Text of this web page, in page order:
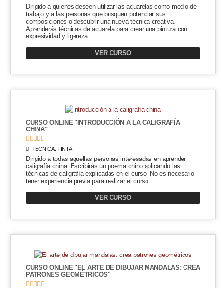
Dirigido a quienes deseen utilizar las acuarelas como medio de
trabajo y a las personas que busquen potenciar sus
composiciones o descubrir una nueva técnica creativa.
Aprenderás técnicas de acuarela para crear una pintura con
expresividad y ligereza.
VER CURSO
CURSO ONLINE "INTRODUCCIÓN A LA CALIGRAFÍA
CHINA"
    
TÉCNICA:TINTA
Dirigido a todas aquellas personas interesadas en aprender
caligrafía china. Escribirás un poema chino aplicando las
técnicas de caligrafía explicadas en el curso. No es necesario
tener experiencia previa para realizar el curso.
VER CURSO
CURSO ONLINE "EL ARTE DE DIBUJAR MANDALAS: CREA
PATRONES GEOMÉTRICOS"
    